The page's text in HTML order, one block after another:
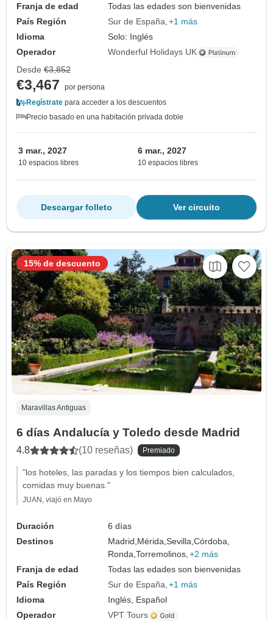
Franja de edad
Todas las edades son bienvenidas
País Región
Sur de España +1 más
Idioma
Solo: Inglés
Operador
Wonderful Holidays UK
Desde €3,852
€3,467
por persona
Regístrate para acceder a los descuentos
Precio basado en una habitación privada doble
3 mar., 2027
10 espacios libres
6 mar., 2027
10 espacios libres
Ver circuito
Descargar folleto
Maravillas Antiguas
6 días Andalucía y Toledo desde Madrid
4.8 (10 reseñas) Premiado
"los hoteles, las paradas y los tiempos bien calculados,
comidas muy buenas."
JUAN, viajó en Mayo
Duración
6 días
Destinos
Madrid,Mérida,Sevilla,Córdoba,
Ronda,Torremolinos, +2 más
Franja de edad
Todas las edades son bienvenidas
País Región
Sur de España +1 más
Idioma
Inglés, Español
Operador
VPT Tours
15% de descuento